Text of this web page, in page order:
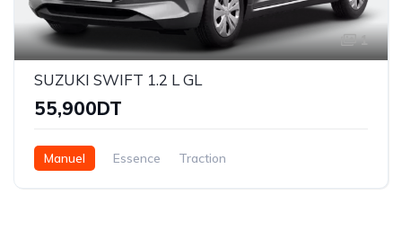
1
SUZUKI SWIFT 1.2 L GL
55,900DT
Manuel Essence Traction